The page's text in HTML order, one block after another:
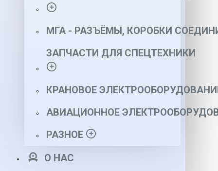
МГА - РАЗЪЁМЫ, КОРОБКИ
ЗАПЧАСТИ ДЛЯ СПЕЦТЕХНИКИ
КРАНОВОЕ
АВИАЦИОННОЕ
РАЗНОЕ
О НАС